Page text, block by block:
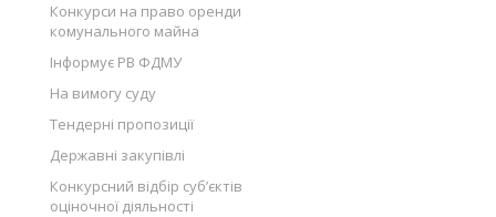
Конкурси на право оренди
комунального майна
Інформує РВ ФДМУ
На вимогу суду
Тендерні пропозиції
Державні закупівлі
Конкурсний відбір суб’єктів
оціночної діяльності